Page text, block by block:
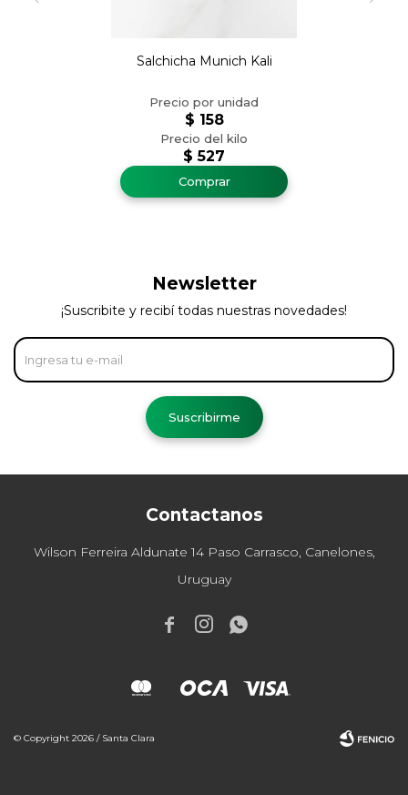
Salchicha Munich Kali
$ 527
$ 158
Contactanos
Wilson Ferreira Aldunate 14 Paso Carrasco, Canelones,
Uruguay
  
Newsletter
¡Suscribite y recibí todas nuestras novedades!
Suscribirme
© Copyright 2026 / Santa Clara